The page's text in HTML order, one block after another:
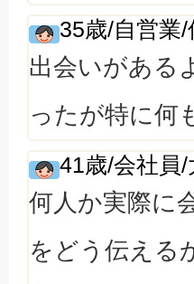
35歳/自営業/
出会いがある
ったが特に何
41歳/会社員/
何人か実際に
をどう伝える